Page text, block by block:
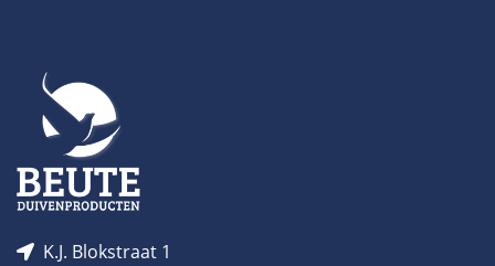
K.J. Blokstraat 1